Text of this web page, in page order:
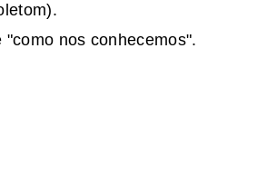
nos conhecemos".